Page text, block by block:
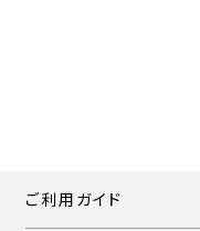
ご利用ガイド